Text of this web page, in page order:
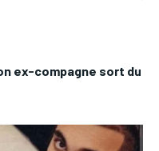
ex-compagne sort du